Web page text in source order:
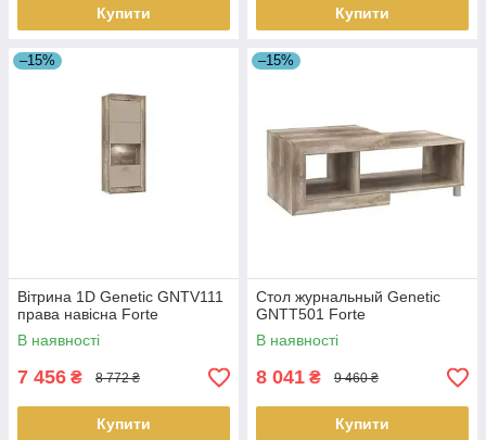
Купити Купити
–15%
Вітрина 1D Genetic GNTV111
права навісна Forte
В наявності
7 456 ₴ 8 772 ₴
Купити
–15%
Стол журнальный Genetic
GNTT501 Forte
В наявності
8 041 ₴ 9 460 ₴
Купити